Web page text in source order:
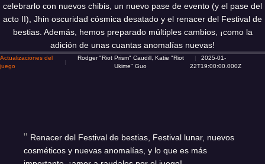
celebrarlo con nuevos chibis, un nuevo pase de evento (y el pase del
acto II), Jhin oscuridad cósmica desatado y el renacer del Festival de
bestias. Además, hemos preparado múltiples cambios, ¡como la
adición de unas cuantas anomalías nuevas!
Actualizaciones del
juego
Rodger "Riot Prism" Caudill, Katie "Riot
Ukime" Guo
2025-01-
22T19:00:00.000Z
Renacer del Festival de bestias, Festival lunar, nuevos
cosméticos y nuevas anomalías, y lo que es más